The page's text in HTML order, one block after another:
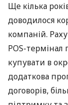
Ще кілька
доводилося
компаній.
POS-
купувати в
додаткова
договорів,